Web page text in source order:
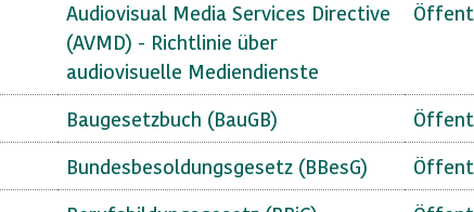
Audiovisual Media Services Directive
(AVMD) - Richtlinie über
audiovisuelle Mediendienste
Baugesetzbuch (BauGB)
Bundesbesoldungsgesetz (BBesG)